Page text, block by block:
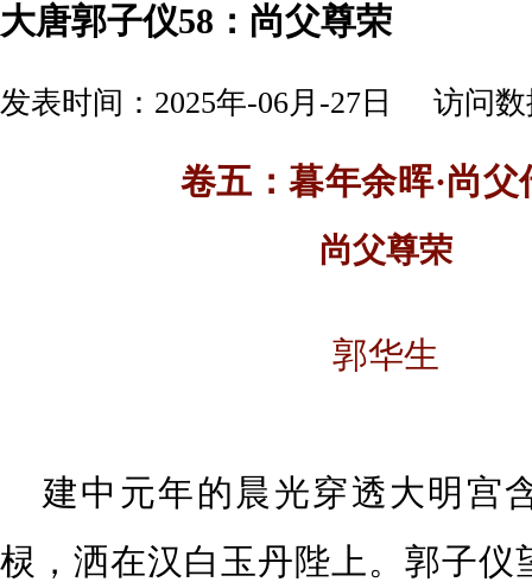
大唐郭子仪58：尚父尊荣
发表时间：2025年-06月-27日 访问数
卷五：暮年余晖·尚父
尚父尊荣
郭华生
建中元年的晨光穿透大明宫
棂，洒在汉白玉丹陛上。郭子仪